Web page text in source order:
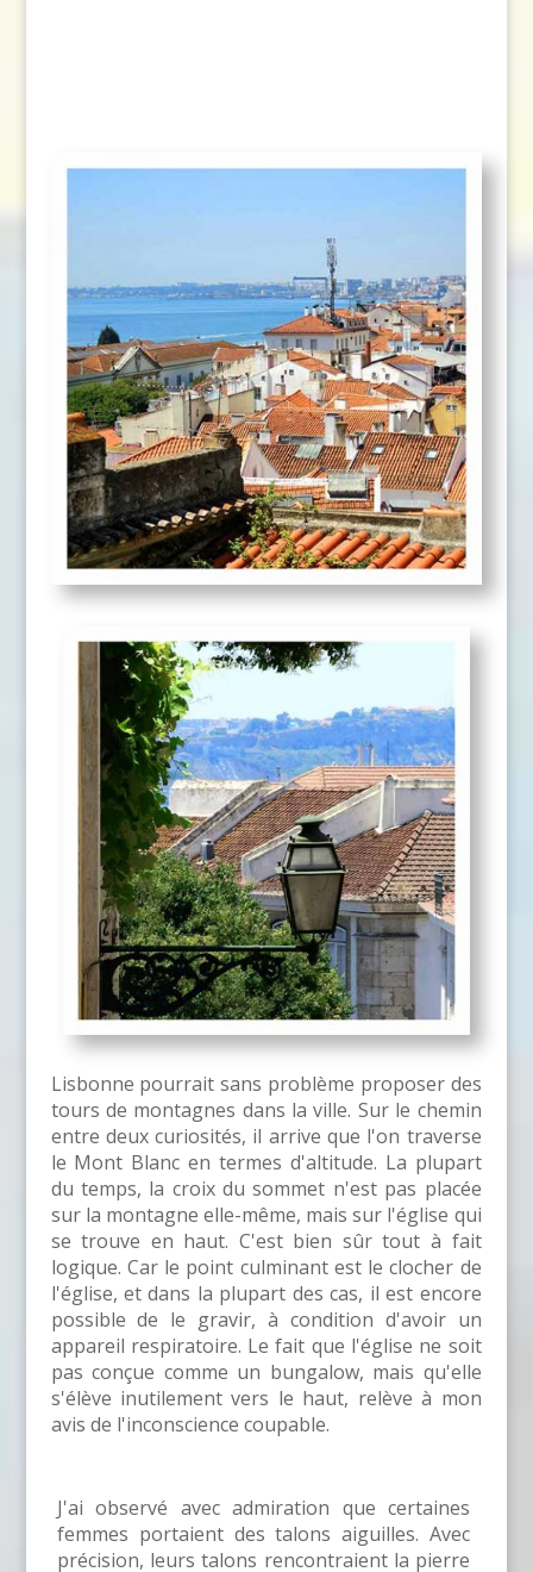
Lisbonne pourrait sans problème proposer des
tours de montagnes dans la ville. Sur le chemin
entre deux curiosités, il arrive que l'on traverse
le Mont Blanc en termes d'altitude. La plupart
du temps, la croix du sommet n'est pas placée
sur la montagne elle-même, mais sur l'église qui
se trouve en haut. C'est bien sûr tout à fait
logique. Car le point culminant est le clocher de
l'église, et dans la plupart des cas, il est encore
possible de le gravir, à condition d'avoir un
appareil respiratoire. Le fait que l'église ne soit
pas conçue comme un bungalow, mais qu'elle
s'élève inutilement vers le haut, relève à mon
avis de l'inconscience coupable.
J'ai observé avec admiration que certaines
femmes portaient des talons aiguilles. Avec
précision, leurs talons rencontraient la pierre